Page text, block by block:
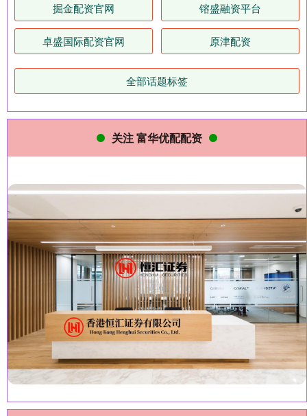
掘金配资官网 镕盛融资平台
卓盛国际配资官网 原津配资
全部话题标签
关注 富华优配配资